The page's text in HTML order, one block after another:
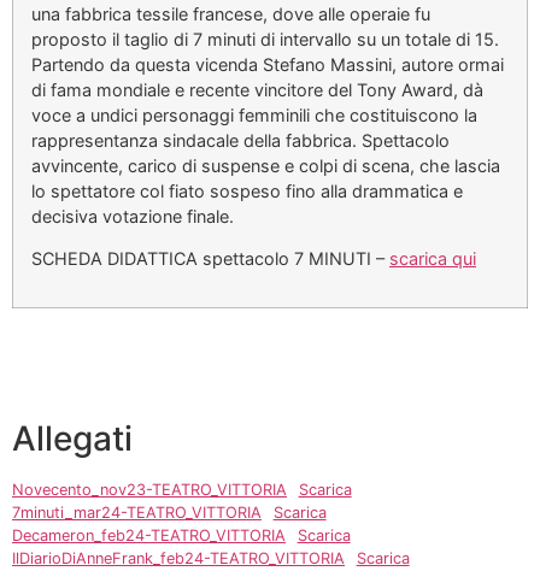
una fabbrica tessile francese, dove alle operaie fu
proposto il taglio di 7 minuti di intervallo su un totale di 15.
Partendo da questa vicenda Stefano Massini, autore ormai
di fama mondiale e recente vincitore del Tony Award, dà
voce a undici personaggi femminili che costituiscono la
rappresentanza sindacale della fabbrica. Spettacolo
avvincente, carico di suspense e colpi di scena, che lascia
lo spettatore col fiato sospeso fino alla drammatica e
decisiva votazione finale.
SCHEDA DIDATTICA spettacolo 7 MINUTI – scarica qui
Allegati
Novecento_nov23-TEATRO_VITTORIA
Scarica
7minuti_mar24-TEATRO_VITTORIA
Scarica
Decameron_feb24-TEATRO_VITTORIA
Scarica
IlDiarioDiAnneFrank_feb24-TEATRO_VITTORIA
Scarica